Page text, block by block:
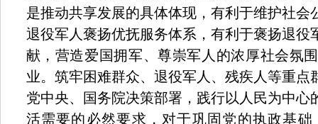
是推动共享发展的具体体现，有利于维护社会
退役军人褒扬优抚服务体系，有利于褒扬退役
献，营造爱国拥军、尊崇军人的浓厚社会氛
业。筑牢困难群众、退役军人、残疾人等重点
党中央、国务院决策部署，践行以人民为中心
活需要的必然要求，对于巩固党的执政基